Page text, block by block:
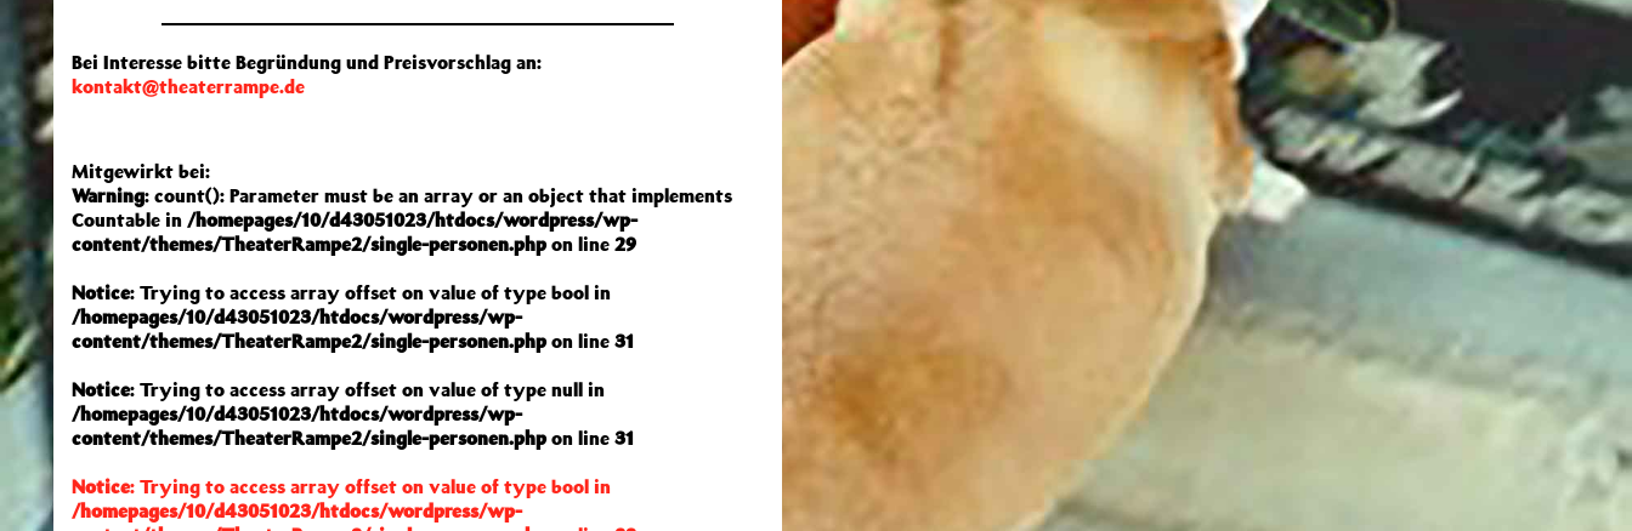
Bei Interesse bitte Begründung und Preisvorschlag an:
kontakt@theaterrampe.de
Mitgewirkt bei:
Warning: count(): Parameter must be an array or an object that implements
Countable in /homepages/10/d43051023/htdocs/wordpress/wp-
content/themes/TheaterRampe2/single-personen.phpon line 29
Notice: Trying to access array offset on value of type bool in
/homepages/10/d43051023/htdocs/wordpress/wp-
content/themes/TheaterRampe2/single-personen.phpon line 31
Notice: Trying to access array offset on value of type null in
/homepages/10/d43051023/htdocs/wordpress/wp-
content/themes/TheaterRampe2/single-personen.phpon line 31
Notice: Trying to access array offset on value of type bool in
/homepages/10/d43051023/htdocs/wordpress/wp-